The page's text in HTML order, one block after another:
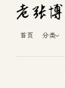
首页 分类